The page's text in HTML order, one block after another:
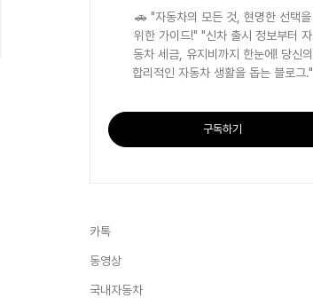
🚗 "자동차의 모든 것, 현명한 선택을
위한 가이드!" "신차 출시 정보부터 자
동차 세금, 유지비까지 한눈에! 당신의
합리적인 자동차 생활을 돕는 블로그."
구독하기
카톡
동영상
국내자동차